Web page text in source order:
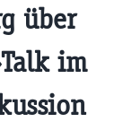
über
im